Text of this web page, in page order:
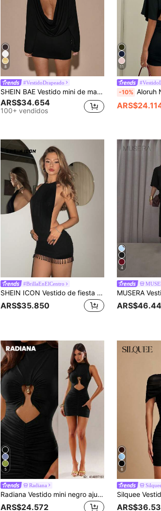
8
#VestidoDrapeado
SHEIN BAE Vestido mini de manga larga, cuello en V profundo, suelto, de color marrón/café sólido, adecuado para cóctel, cita romántica, reunión, evento formal, dama de honor, salida nocturna, Halloween, Navidad
ARS$34.654
100+ vendidos
11
-10% Aloruh Nuevo top de primavera/verano para mujer con cuello alto, mangas
#BrillaEnElCentro
SHEIN ICON Vestido de fiesta negro con flecos para vacaciones de mujer, vestido sexy con espalda descubierta y cuello halter de unicolor
ARS$35.850
4
5
Radiana
Radiana Vestido mini negro ajustado, elegante y sexy con pliegues y escote calado sin mangas, para primavera/verano
ARS$24.572
6